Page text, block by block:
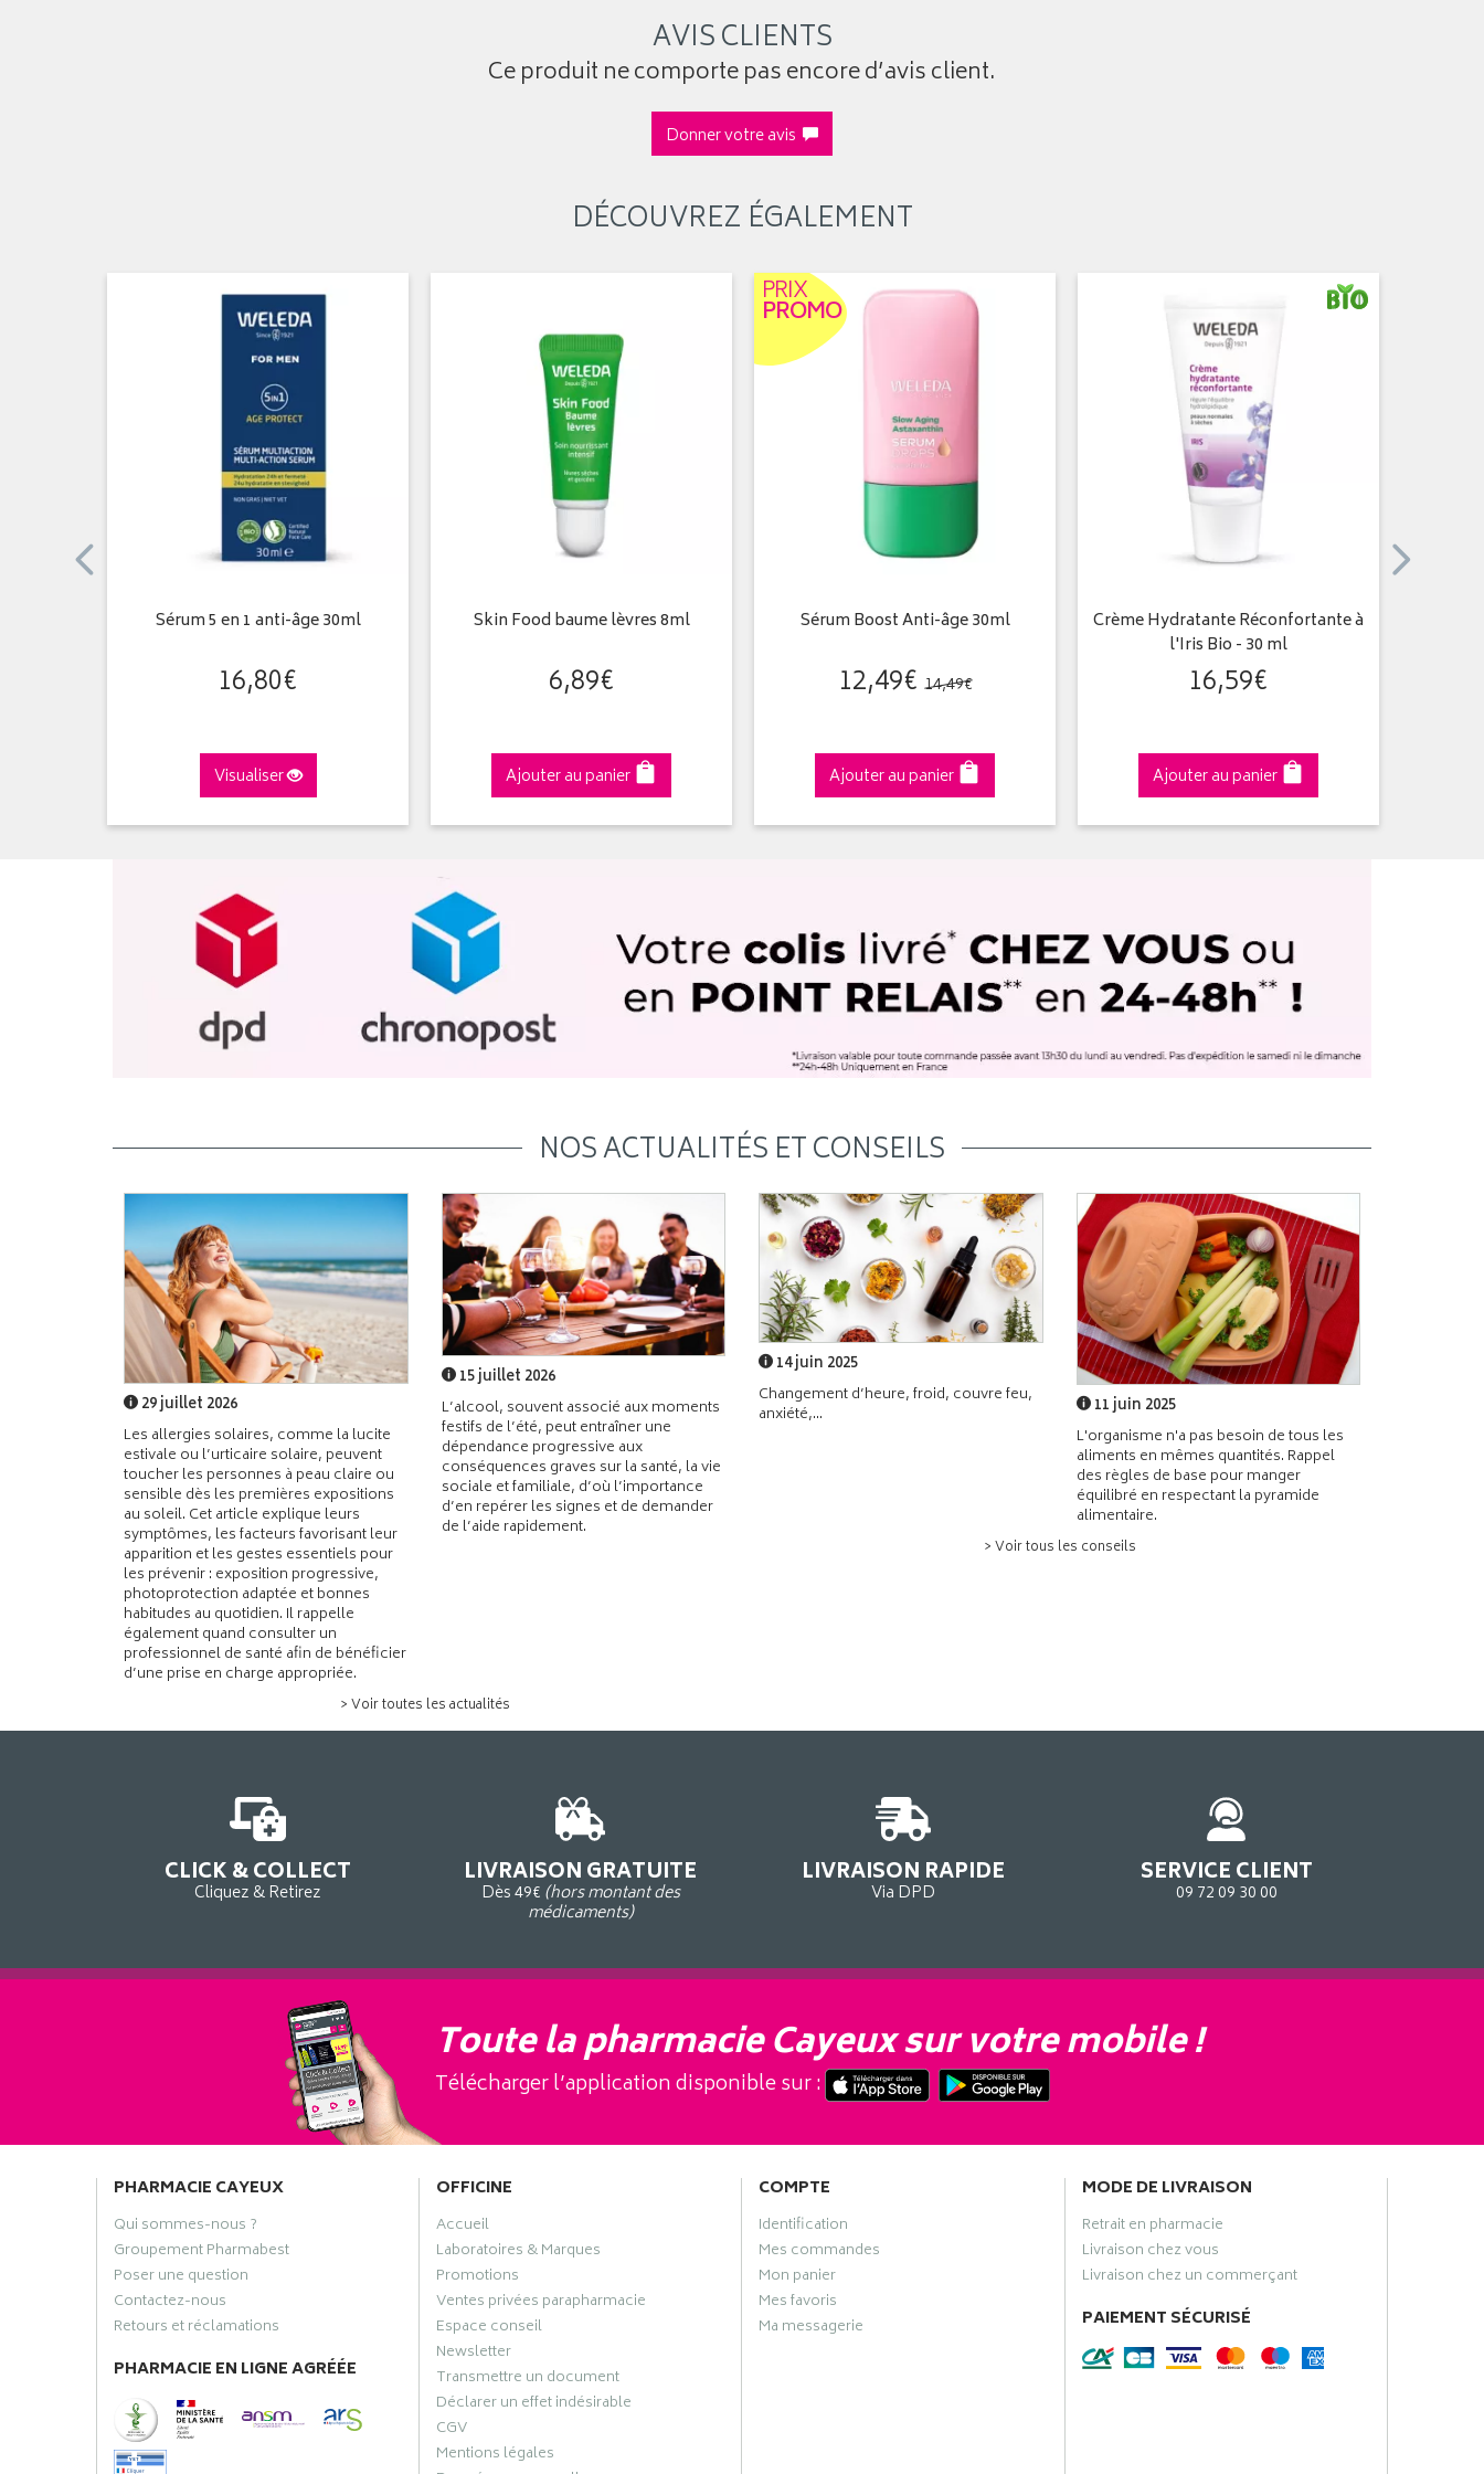
AVIS CLIENTS
Ce produit ne comporte pas encore d’avis client.
Donner votre avis
DÉCOUVREZ ÉGALEMENT
Sérum 5 en 1 anti-âge 30ml
16,80€
Visualiser
Skin Food baume lèvres 8ml
6,89€
Ajouter au panier
PRIX
PROMO
Sérum Boost Anti-âge 30ml
12,49€ 14,49€
Ajouter au panier
Crème Hydratante Réconfortante à
l'Iris Bio - 30 ml
16,59€
Ajouter au panier
NOS ACTUALITÉS ET CONSEILS
29 juillet 2026
Les allergies solaires, comme la lucite
estivale ou l’urticaire solaire, peuvent
toucher les personnes à peau claire ou
sensible dès les premières expositions
au soleil. Cet article explique leurs
symptômes, les facteurs favorisant leur
apparition et les gestes essentiels pour
les prévenir : exposition progressive,
photoprotection adaptée et bonnes
habitudes au quotidien. Il rappelle
également quand consulter un
professionnel de santé afin de bénéficier
d’une prise en charge appropriée.
15 juillet 2026
L’alcool, souvent associé aux moments
festifs de l’été, peut entraîner une
dépendance progressive aux
conséquences graves sur la santé, la vie
sociale et familiale, d’où l’importance
d’en repérer les signes et de demander
de l’aide rapidement.
> Voir toutes les actualités
14 juin 2025
Changement d’heure, froid, couvre feu,
anxiété,...
11 juin 2025
L'organisme n'a pas besoin de tous les
aliments en mêmes quantités. Rappel
des règles de base pour manger
équilibré en respectant la pyramide
alimentaire.
> Voir tous les conseils
CLICK & COLLECT
Cliquez & Retirez
LIVRAISON GRATUITE
Dès 49€ (hors montant des
médicaments)
LIVRAISON RAPIDE
Via DPD
SERVICE CLIENT
09 72 09 30 00
Toute la pharmacie Cayeux sur votre mobile !
Télécharger l’application disponible sur :
PHARMACIE CAYEUX
Qui sommes-nous ?
Groupement Pharmabest
Poser une question
Contactez-nous
Retours et réclamations
PHARMACIE EN LIGNE AGRÉÉE
OFFICINE
Accueil
Laboratoires & Marques
Promotions
Ventes privées parapharmacie
Espace conseil
Newsletter
Transmettre un document
Déclarer un effet indésirable
CGV
Mentions légales
COMPTE
Identification
Mes commandes
Mon panier
Mes favoris
Ma messagerie
MODE DE LIVRAISON
Retrait en pharmacie
Livraison chez vous
Livraison chez un commerçant
PAIEMENT SÉCURISÉ